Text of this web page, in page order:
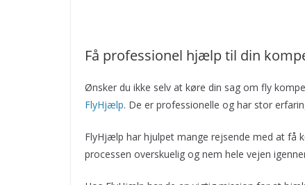
Få professionel hjælp til din
Ønsker du ikke selv at køre din sag om fly
FlyHjælp. De er professionelle og har stor
FlyHjælp har hjulpet mange rejsende med at få
processen overskuelig og nem hele vejen